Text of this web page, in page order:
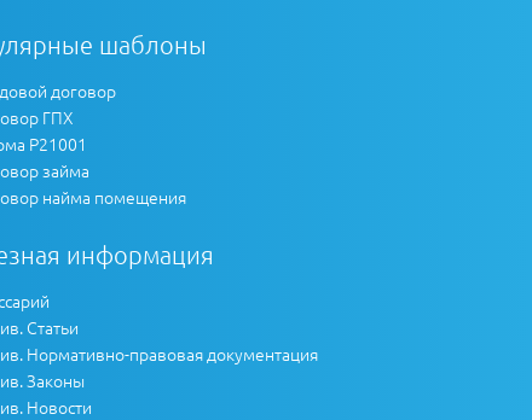
шаблоны
договор
ГПХ
Р21001
займа
найма помещения
информация
Статьи
Нормативно-правовая документация
Законы
Новости